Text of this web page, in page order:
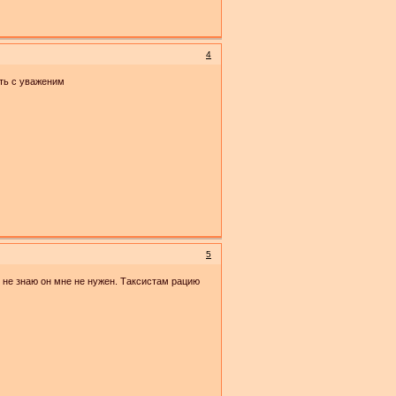
4
с уваженим
5
не знаю он мне не нужен. Таксистам рацию